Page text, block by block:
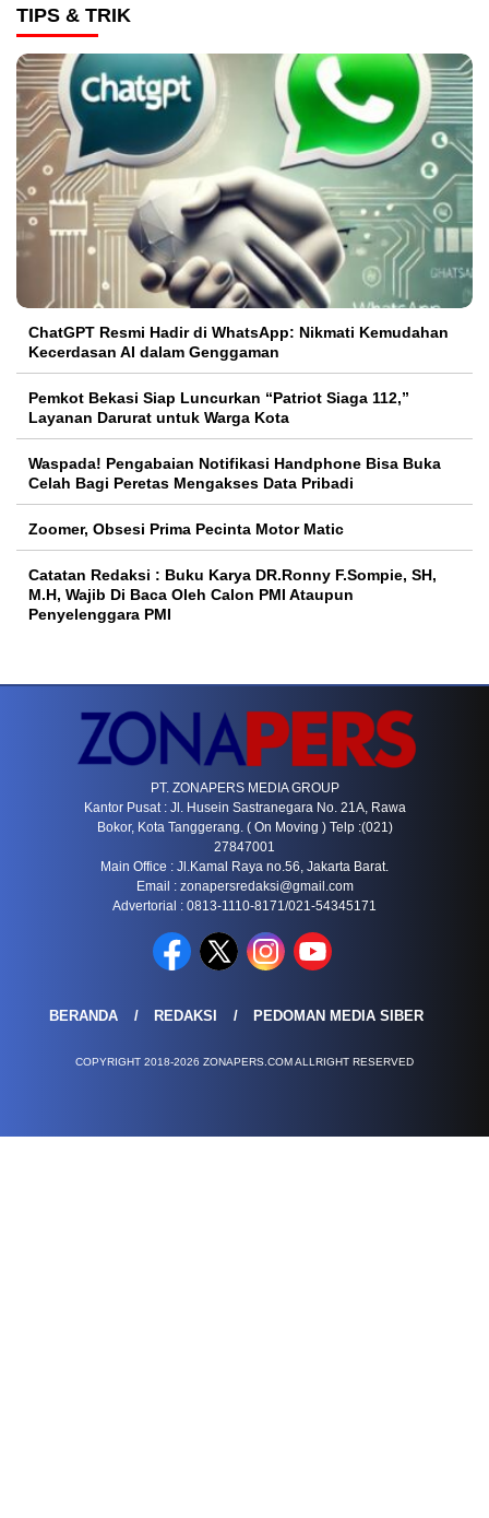
TIPS & TRIK
ChatGPT Resmi Hadir di WhatsApp: Nikmati Kemudahan
Kecerdasan AI dalam Genggaman
Pemkot Bekasi Siap Luncurkan “Patriot Siaga 112,”
Layanan Darurat untuk Warga Kota
Waspada! Pengabaian Notifikasi Handphone Bisa Buka
Celah Bagi Peretas Mengakses Data Pribadi
Zoomer, Obsesi Prima Pecinta Motor Matic
Catatan Redaksi : Buku Karya DR.Ronny F.Sompie, SH,
M.H, Wajib Di Baca Oleh Calon PMI Ataupun
Penyelenggara PMI
PT. ZONAPERS MEDIA GROUP
Kantor Pusat : Jl. Husein Sastranegara No. 21A, Rawa
Bokor, Kota Tanggerang. ( On Moving ) Telp :(021)
27847001
Main Office : Jl.Kamal Raya no.56, Jakarta Barat.
Email : zonapersredaksi@gmail.com
Advertorial : 0813-1110-8171/021-54345171
BERANDA REDAKSI PEDOMAN MEDIA SIBER
COPYRIGHT 2018-2026 ZONAPERS.COM ALLRIGHT RESERVED